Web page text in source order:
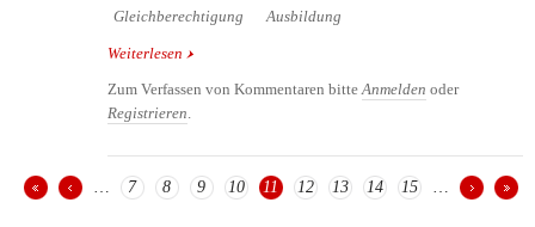
Gleichberechtigung
Ausbildung
Weiterlesen über Ein kleines Mädchen aus Kenia kämpft für
Zum Verfassen von Kommentaren bitte Anmelden oder
Registrieren
7 8 9 10 11 12 13 14 15